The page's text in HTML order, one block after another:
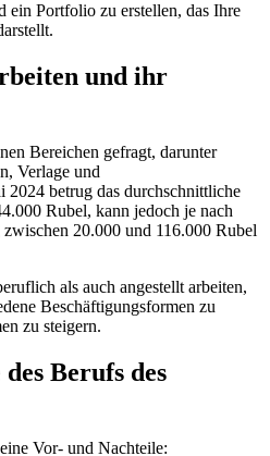
ein Portfolio zu erstellen, das Ihre
und ihr
Bereichen gefragt, darunter
Verlage und
betrug das durchschnittliche
Rubel, kann jedoch je nach
20.000 und 116.000 Rubel
als auch angestellt arbeiten,
Beschäftigungsformen zu
zu steigern.
Berufs des
Vor- und Nachteile: